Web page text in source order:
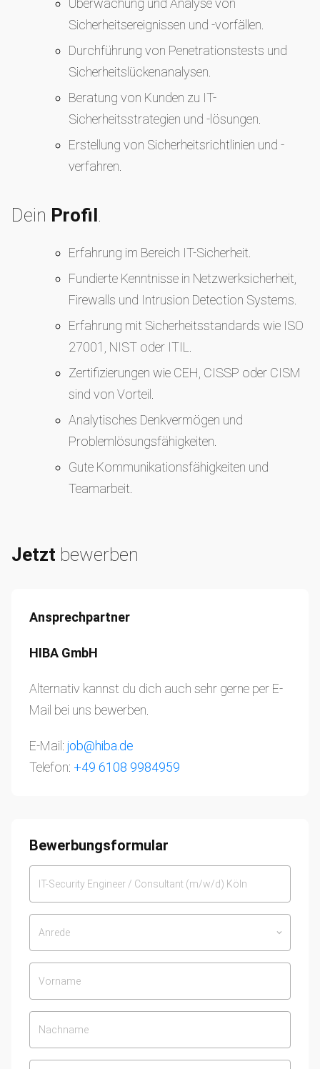
Überwachung und Analyse von
Sicherheitsereignissen und -vorfällen.
Durchführung von Penetrationstests und
Sicherheitslückenanalysen.
Beratung von Kunden zu IT-
Sicherheitsstrategien und -lösungen.
Erstellung von Sicherheitsrichtlinien und -
verfahren.
Dein Profil.
Erfahrung im Bereich IT-Sicherheit.
Fundierte Kenntnisse in Netzwerksicherheit,
Firewalls und Intrusion Detection Systems.
Erfahrung mit Sicherheitsstandards wie ISO
27001, NIST oder ITIL.
Zertifizierungen wie CEH, CISSP oder CISM
sind von Vorteil.
Analytisches Denkvermögen und
Problemlösungsfähigkeiten.
Gute Kommunikationsfähigkeiten und
Teamarbeit.
Jetzt bewerben
Ansprechpartner
HIBA GmbH
Alternativ kannst du dich auch sehr gerne per E-
Mail bei uns bewerben.
E-Mail: job@hiba.de
Telefon: +49 6108 9984959
Bewerbungsformular
Anrede keyboard_arrow_down